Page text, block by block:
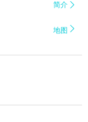
简介 
地图 